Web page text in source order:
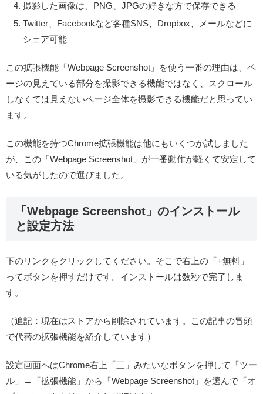
撮影した画像は、PNG、JPGの好きな方で保存できる
Twitter、Facebookなど各種SNS、Dropbox、メールなどに
シェア可能
この拡張機能「Webpage Screenshot」を使う一番の理由は、ペ
ージの見えている部分を撮影できる機能ではなく、スクロール
しなくては見えないページ全体を撮影できる機能だと思ってい
ます。
この機能を持つChrome拡張機能は他にもいくつか試しました
が、この「Webpage Screenshot」が一番動作が軽くて安定して
いる気がしたので選びました。
「Webpage Screenshot」のインストール
と設定方法
下のリンクをクリックしてください。そこで右上の「+無料」
ってボタンを押すだけです。インストールは数秒で完了しま
す。
（追記：現在はストアから削除されています。この記事の冒頭
で代替の拡張機能を紹介しています）
設定画面へはChrome右上「三」みたいなボタンを押して「ツー
ル」→「拡張機能」から「Webpage Screenshot」を選んで「オ